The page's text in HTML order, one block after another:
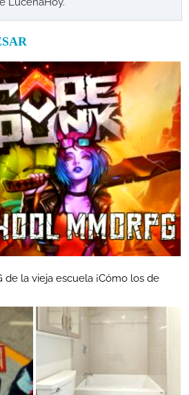
de la vieja escuela ¡Cómo los de